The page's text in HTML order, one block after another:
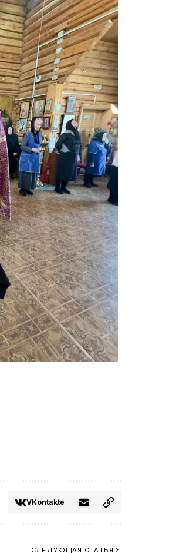
VKontakte
СЛЕДУЮЩАЯ СТАТЬЯ